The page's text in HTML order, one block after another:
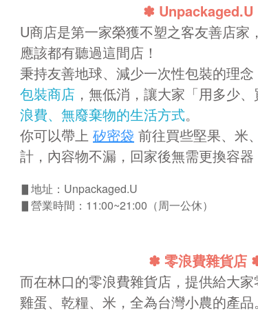
✽
U商店是第一家榮獲不塑之客友善店家
應該都有聽過這間店！
秉持友善地球、減少一次性包裝的理念
包裝商店 ，無低消，讓大家「用多少
浪費、無廢棄物的生活方式。
你可以帶上 矽密袋 前往買些堅果、米
計，內容物不漏，回家後無需更換容器
▋地址：Unpackaged.U
▋營業時間：11:00~21:00（周一公休）
✽ 零浪費雜貨店
而在林口的零浪費雜貨店，提供給大
雞蛋、乾糧、米，全為台灣小農的產